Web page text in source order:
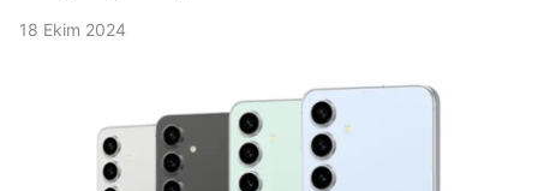
18 Ekim 2024